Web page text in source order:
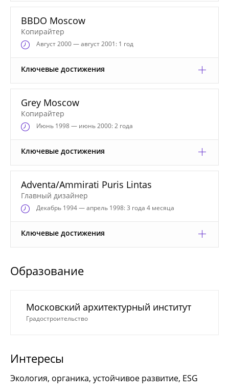
BBDO Moscow
Копирайтер
Август2000 — август 2001: 1 год
Ключевые достижения
Grey Moscow
Копирайтер
Июнь 1998 — июнь 2000: 2 года
Ключевые достижения
Adventa/Ammirati Puris Lintas
Главный дизайнер
Декабрь 1994 — апрель 1998: 3 года 4 месяца
Ключевые достижения
Образование
Московский архитектурный институт
Градостроительство
Интересы
Экология, органика, устойчивое развитие, ESG